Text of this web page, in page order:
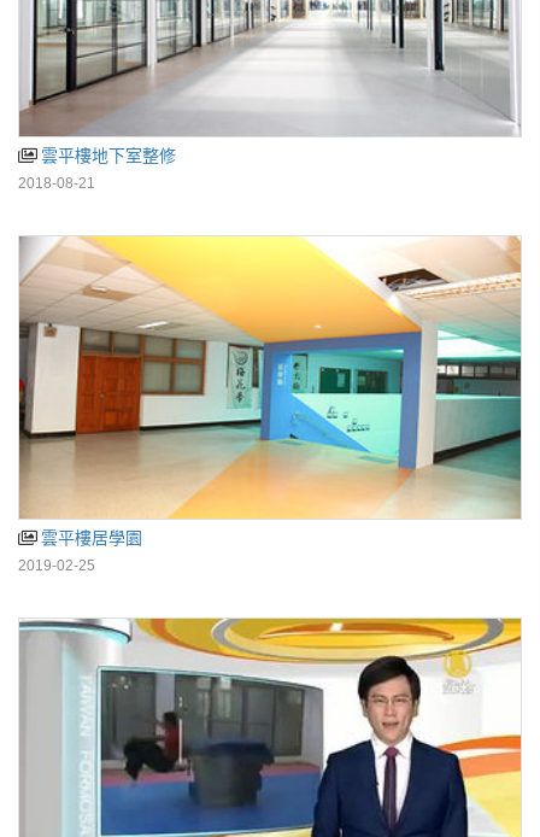
雲平樓地下室整修
2018-08-21
雲平樓居學園
2019-02-25